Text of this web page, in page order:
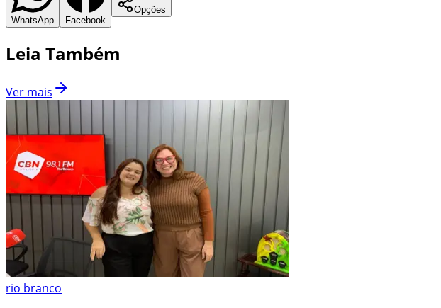
WhatsApp Facebook
Opções
Leia Também
Ver mais
rio branco